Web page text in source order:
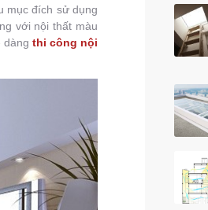
mục đích sử dụng
với nội thất màu
dàng thi công nội